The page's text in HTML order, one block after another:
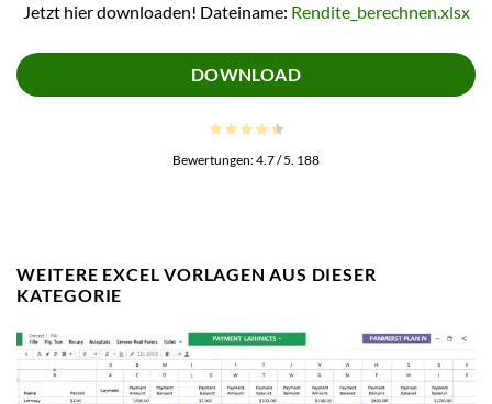
Jetzt hier downloaden! Dateiname: Rendite_berechnen.xlsx
DOWNLOAD
Bewertungen:4.7/ 5. 188
WEITERE EXCEL VORLAGEN AUS DIESER
KATEGORIE